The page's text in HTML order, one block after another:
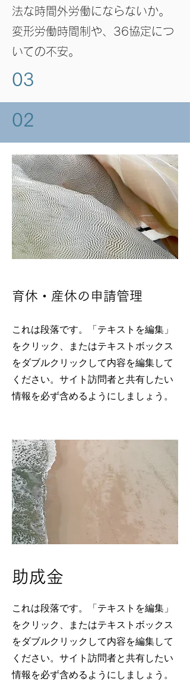
法な時間外労働にならないか。
変形労働時間制や、36協定につ
いての不安。
03
02
育休・産休の申請管理
これは段落です。「テキストを編集」
をクリック、またはテキストボックス
をダブルクリックして内容を編集して
ください。サイト訪問者と共有したい
情報を必ず含めるようにしましょう。
助成金
これは段落です。「テキストを編集」
をクリック、またはテキストボックス
をダブルクリックして内容を編集して
ください。サイト訪問者と共有したい
情報を必ず含めるようにしましょう。